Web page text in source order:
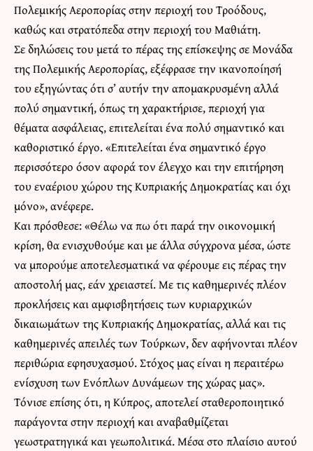
Πολεμικής Αεροπορίας στην περιοχή του Τροόδους,
καθώς και στρατόπεδα στην περιοχή του Μαθιάτη.
Σε δηλώσεις του μετά το πέρας της επίσκεψης σε Μονάδα
της Πολεμικής Αεροπορίας, εξέφρασε την ικανοποίησή
του εξηγώντας ότι σ’ αυτήν την απομακρυσμένη αλλά
πολύ σημαντική, όπως τη χαρακτήρισε, περιοχή για
θέματα ασφάλειας, επιτελείται ένα πολύ σημαντικό και
καθοριστικό έργο. «Επιτελείται ένα σημαντικό έργο
περισσότερο όσον αφορά τον έλεγχο και την επιτήρηση
του εναέριου χώρου της Κυπριακής Δημοκρατίας και όχι
μόνο», ανέφερε.
Και πρόσθεσε: «Θέλω να πω ότι παρά την οικονομική
κρίση, θα ενισχυθούμε και με άλλα σύγχρονα μέσα, ώστε
να μπορούμε αποτελεσματικά να φέρουμε εις πέρας την
αποστολή μας, εάν χρειαστεί. Με τις καθημερινές πλέον
προκλήσεις και αμφισβητήσεις των κυριαρχικών
δικαιωμάτων της Κυπριακής Δημοκρατίας, αλλά και τις
καθημερινές απειλές των Τούρκων, δεν αφήνονται πλέον
περιθώρια εφησυχασμού. Στόχος μας είναι η περαιτέρω
ενίσχυση των Ενόπλων Δυνάμεων της χώρας μας».
Τόνισε επίσης ότι, η Κύπρος, αποτελεί σταθεροποιητικό
παράγοντα στην περιοχή και αναβαθμίζεται
γεωστρατηγικά και γεωπολιτικά. Μέσα στο πλαίσιο αυτού